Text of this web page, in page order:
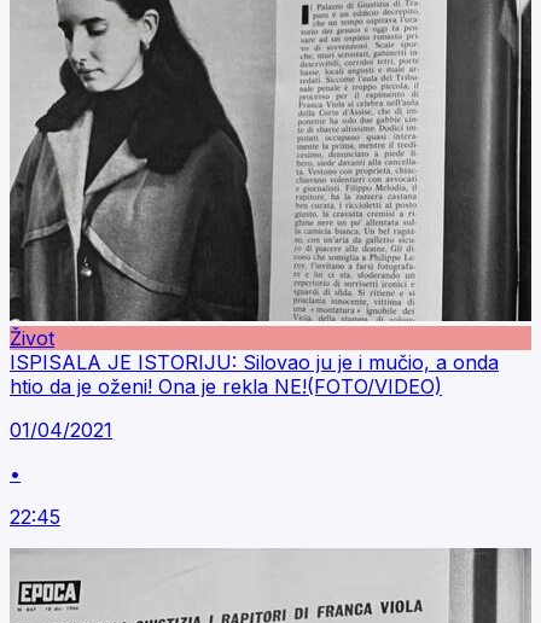
Život
ISPISALA JE ISTORIJU: Silovao ju je i mučio, a onda
htio da je oženi! Ona je rekla NE!(FOTO/VIDEO)
01/04/2021
•
22:45